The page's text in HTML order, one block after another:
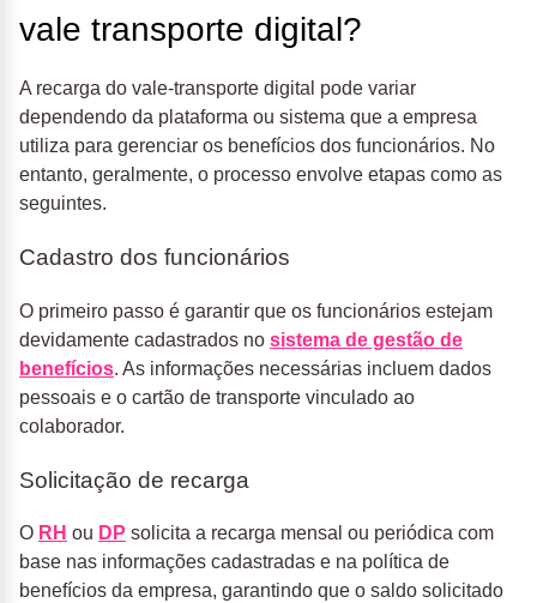
vale transporte digital?
A recarga do vale-transporte digital pode variar
dependendo da plataforma ou sistema que a empresa
utiliza para gerenciar os benefícios dos funcionários. No
entanto, geralmente, o processo envolve etapas como as
seguintes.
Cadastro dos funcionários
O primeiro passo é garantir que os funcionários estejam
devidamente cadastrados no sistema de gestão de
benefícios. As informações necessárias incluem dados
pessoais e o cartão de transporte vinculado ao
colaborador.
Solicitação de recarga
O RH ou DP solicita a recarga mensal ou periódica com
base nas informações cadastradas e na política de
benefícios da empresa, garantindo que o saldo solicitado